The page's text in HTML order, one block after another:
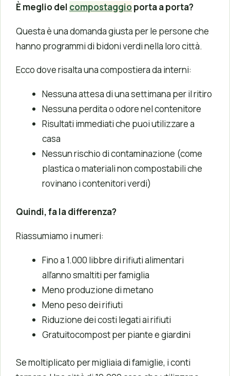
È meglio del compostaggioporta a porta?
Questa è una domanda giusta per le persone che
hanno programmi di bidoni verdi nella loro città.
Ecco dove risalta una compostiera da interni:
Nessuna attesa di una settimana per il ritiro
Nessuna perdita o odore nel contenitore
Risultati immediati che puoi utilizzare a
casa
Nessun rischio di contaminazione (come
plastica o materiali non compostabili che
rovinano i contenitori verdi)
Quindi, fa la differenza?
Riassumiamo i numeri:
Fino a 1.000 libbre di rifiuti alimentari
all’anno smaltiti per famiglia
Meno produzione di metano
Meno peso dei rifiuti
Riduzione dei costi legati ai rifiuti
Gratuitocompost per piante e giardini
Se moltiplicato per migliaia di famiglie, i conti